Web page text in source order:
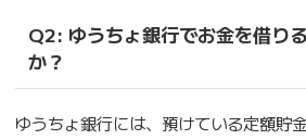
Q2: ゆうちょ銀行でお金を借り
か？
ゆうちょ銀行には、預けている定額貯